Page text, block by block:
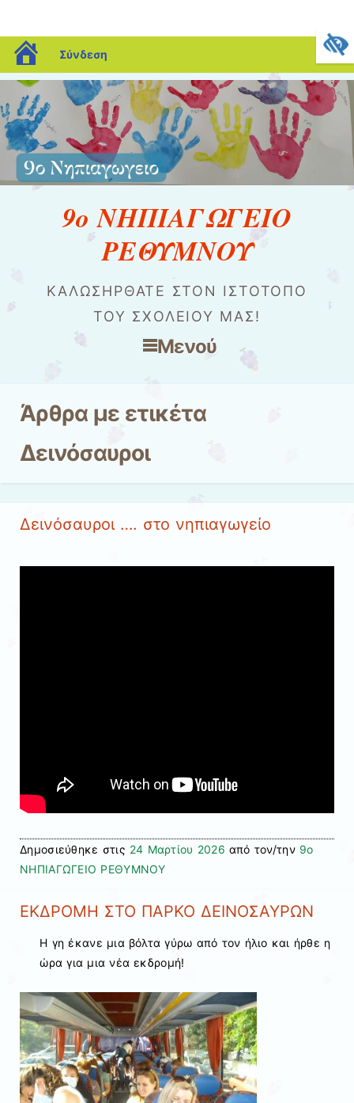
blogs.sch.gr
Σύνδεση
9ο ΝΗΠΙΑΓΩΓΕΙΟ
ΡΕΘΥΜΝΟΥ
ΚΑΛΩΣΉΡΘΑΤΕ ΣΤΟΝ ΙΣΤΌΤΟΠΟ
ΤΟΥ ΣΧΟΛΕΊΟΥ ΜΑΣ!
Μενού
Άρθρα με ετικέτα
Δεινόσαυροι
Δεινόσαυροι …. στο νηπιαγωγείο
Δημοσιεύθηκε στις 24 Μαρτίου 2026 από τον/την 9ο
ΝΗΠΙΑΓΩΓΕΙΟ ΡΕΘΥΜΝΟΥ
ΕΚΔΡΟΜΗ ΣΤΟ ΠΑΡΚΟ ΔΕΙΝΟΣΑΥΡΩΝ
Η γη έκανε μια βόλτα γύρω από τον ήλιο και ήρθε η
ώρα για μια νέα εκδρομή!